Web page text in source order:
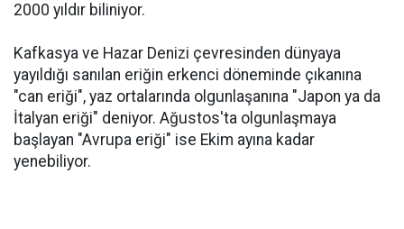
2000 yıldır biliniyor.
Kafkasya ve Hazar Denizi çevresinden dünyaya
yayıldığı sanılan eriğin erkenci döneminde çıkanına
"can eriği", yaz ortalarında olgunlaşanına "Japon ya da
İtalyan eriği" deniyor. Ağustos'ta olgunlaşmaya
başlayan "Avrupa eriği" ise Ekim ayına kadar
yenebiliyor.